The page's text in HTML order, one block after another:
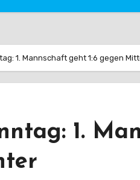
1. Mannschaft geht 1:6 gegen
1.